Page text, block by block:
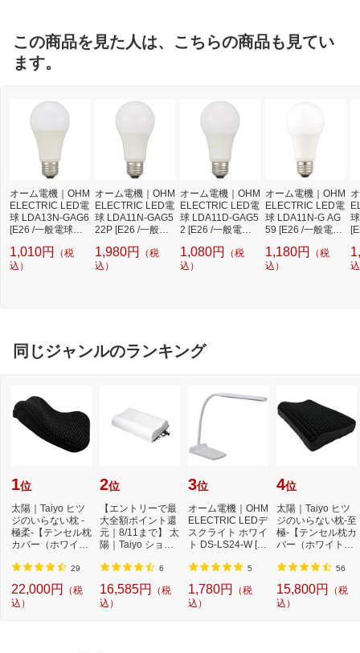
この商品を見た人は、こちらの商品も見てい
ます。
オーム電機｜OHM
ELECTRIC LED電
球 LDA13N-GAG6
[E26 /一般電球形 /
/1個 /全方向タイ
プ]
1,010円
（税
込）
オーム電機｜OHM
ELECTRIC LED電
球 LDA11N-GAG5
22P [E26 /一般電
昼白色 /2個 /全方
向タイプ]
1,980円
（税
込）
オーム電機｜OHM
ELECTRIC LED電
球 LDA11D-GAG5
2 [E26 /一般電球
光色 /1個 /全方向
タイプ]
1,080円
（税
込）
オーム電機｜OHM
ELECTRIC LED電
球 LDA11N-G AG
59 [E26 /一般電球
白色 /1個 /全方向
タイプ]
1,180円
（税
込）
/
同じジャンルのランキング
1位
太陽｜Taiyo ヒツ
ジのいらない枕 -
極柔-【テンセル枕
カバー（ホワイ
29
22,000円
（税
込）
2位
【エントリーで最
大全額ポイント還
元｜8/11まで】 太
陽｜Taiyo ショー
6
16,585円
（税
込）
3位
オーム電機｜OHM
ELECTRIC LEDデ
スクライト ホワイ
ト DS-LS24-W [L
24...
5
1,780円
（税
込）
4位
太陽｜Taiyo ヒツ
ジのいらない枕-至
極-【テンセル枕カ
バー（ホワイト）
56
15,800円
（税
込）